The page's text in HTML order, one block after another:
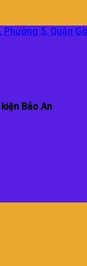
5, Quận
Bảo An